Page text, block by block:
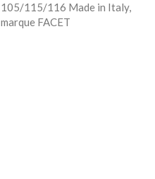
105/115/116 Made in Italy,
marque FACET